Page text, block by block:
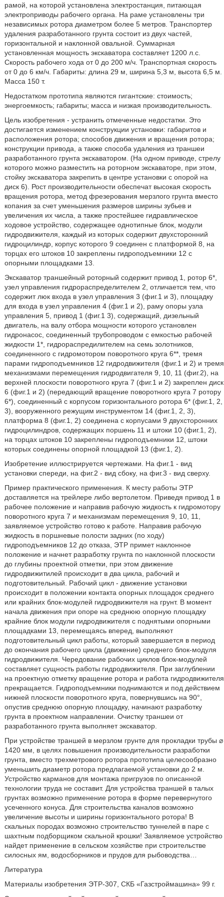
рамой, на которой установлена электростанция, питающая
электроприводы рабочего органа. На раме установлены три
независимых ротора диаметром более 5 метров. Транспортер
удаления разработанного грунта состоит из двух частей,
горизонтальной и наклонной овальной. Суммарная
установленная мощность экскаватора составляет 1200 л.с.
Скорость рабочего хода от 0 до 200 м/ч. Транспортная скорость
от 0 до 6 км/ч. Габариты: длина 29 м, ширина 5,3 м, высота 6,5 м.
Масса 150 т.
Недостатком прототипа являются гигантские: стоимость;
энергоемкость; габариты; масса и низкая производительность.
Цель изобретения - устранить отмеченные недостатки. Это
достигается изменением конструкции установки: габаритов и
расположения ротора; способов движения и вращения ротора;
конструкции привода, а также способа удаления из траншеи
разработанного грунта экскаватором. (На одном приводе, стрелу
которого можно разместить на роторном экскаваторе, при этом,
стойку экскаватора закрепить в центре установки с опорой на
диск 6). Рост производительности обеспечат высокая скорость
вращения ротора, метод фрезерования мерзлого грунта вместо
копания за счет уменьшения размеров ширины зубьев и
увеличения их числа, а также простейшее гидравлическое
ходовое устройство, содержащее однотипные блок, модули
гидродвижителя, каждый из которых содержит двухсторонний
гидроцилиндр, корпус которого 9 соединен с платформой 8, на
торцах его штоков 10 закреплены гидроподъемники 12 с
опорными площадками 13.
Экскаватор траншейный роторный содержит привод 1, ротор 6*,
узел управления гидрораспределителем 2, отличается тем, что
содержит люк входа в узел управления 3 (фиг.1 и 3), площадку
для входа в узел управления 4 (фиг.1 и 2), раму опоры узла
управления 5, привод 1 (фиг.1 3), содержащий, дизельный
двигатель, на валу отбора мощности которого установлен
гидронасос, соединенный трубопроводом с емкостью рабочей
жидкости 1*, гидрораспредилителем на семь золотников,
соединенного с гидромотором поворотного круга 6**, тремя
парами гидроподъемников 12 гидродвижителя (фиг.1 и 2) и тремя
механизмами перемещения гидродвигателя 9, 10, 11 (фиг.2), на
верхней плоскости поворотного круга 7 (фиг.1 и 2) закреплен диск
6 (фиг.1 и 2) (передающий вращение поворотного круга 7 ротору
6*), соединенный с корпусом горизонтального ротора 6* (фиг.1, 2,
3), вооруженного режущим инструментом 14 (фиг.1, 2, 3),
платформа 8 (фиг.1, 2) соединена с корпусами 9 двухсторонних
гидроцилиндров, содержащих поршень 11 и штоки 10 (фиг.1, 2),
на торцах штоков 10 закреплены гидроподъемники 12, штоки
которых соединены опорной площадкой 13 (фиг.1, 2).
Изобретение иллюстрируется чертежами. На фиг.1 - вид
установки спереди, на фиг.2 - вид сбоку, на фиг.3 - вид сверху.
Пример практического применения. К месту работы ЭТР
доставляется на трейлере либо вертолетом. Приведя привод 1 в
рабочее положение и направив рабочую жидкость к гидромотору
поворотного круга 7 и механизмам перемещения 9, 10, 11,
заявляемое устройство готово к работе. Направив рабочую
жидкость в поршневые полости задних (по ходу)
гидроподъемников 12 до отказа, ЭТР примет наклонное
положение и начнет разработку грунта по наклонной плоскости
до глубины проектной отметки, при этом движение
гидродвижитилей происходит в два цикла, рабочий и
подготовительный. Рабочий цикл - движение установки
происходит в положении контакта опорных площадок среднего
или крайних блок-модулей гидродвижителя на грунт. В момент
начала движения при опоре на среднюю опорную площадку
крайние блок модули гидродвижителя с поднятыми опорными
площадками 13, перемещаясь вперед, выполняют
подготовительный цикл работы, который завершается в период
до окончания рабочего цикла (движение) среднего блок-модуля
гидродвижителя. Чередование рабочих циклов блок-модулей
составляет сущность работы гидродвижителя. При заглублении
на проектную отметку вращение ротора и работа гидродвижителя
прекращается. Гидроподъемники поднимаются и под действием
нижней плоскости поворотного круга, повернувшись на 90°,
опустив среднюю опорную площадку, начинают разработку
грунта в проектном направлении. Очистку траншеи от
разработанного грунта выполняет экскаватор.
При устройстве траншей в мерзлом грунте для прокладки трубы ⌀
1420 мм, в целях повышения производительности разработки
грунта, вместо трехметрового ротора прототипа целесообразно
уменьшить диаметр ротора предлагаемой установки до 2 м.
Устройство карманов для монтажа пригрузов по описанной
технологии труда не составит. Для устройства траншей в талых
грунтах возможно применение ротора в форме перевернутого
усеченного конуса. Для строительства каналов возможно
увеличение высоты и ширины горизонтального ротора! В
скальных породах возможно строительство туннелей в паре с
шахтным подборщиком скальной крошки! Заявляемое устройство
найдет применение в сельском хозяйстве при строительстве
силосных ям, водосборников и прудов для рыбоводства…
Литература
Материалы изобретения ЭТР-307, СКБ «Газстроймашина» 99 г.